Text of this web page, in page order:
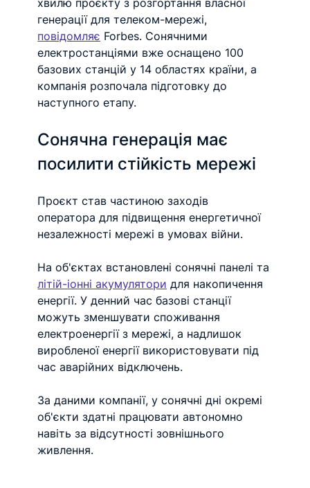
хвилю проєкту з розгортання власної
генерації для телеком-мережі,
повідомляє Forbes. Сонячними
електростанціями вже оснащено 100
базових станцій у 14 областях країни, а
компанія розпочала підготовку до
наступного етапу.
Сонячна генерація має
посилити стійкість мережі
Проєкт став частиною заходів
оператора для підвищення енергетичної
незалежності мережі в умовах війни.
На об'єктах встановлені сонячні панелі та
літій-іонні акумулятори для накопичення
енергії. У денний час базові станції
можуть зменшувати споживання
електроенергії з мережі, а надлишок
виробленої енергії використовувати під
час аварійних відключень.
За даними компанії, у сонячні дні окремі
об'єкти здатні працювати автономно
навіть за відсутності зовнішнього
живлення.